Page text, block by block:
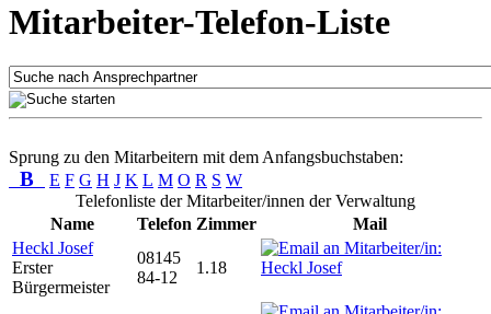
Mitarbeiter-Telefon-Liste
Sprung zu den Mitarbeitern mit dem Anfangsbuchstaben:
B E F G H J K L M O R S W
Telefonliste der Mitarbeiter/innen der Verwaltung
Name
Telefon Zimmer
Mail
Heckl Josef
Erster
Bürgermeister
08145
84-12
1.18